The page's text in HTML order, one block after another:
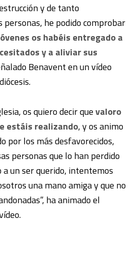
y de tanto
he podido comprobar
os habéis entregado a
y a aliviar sus
Benavent en un vídeo
os quiero decir quevaloro
estáis realizando, y os animo
por los más desfavorecidos,
personas que lo han perdido
a un ser querido, intentemos
una mano amiga y que no
ha animado el